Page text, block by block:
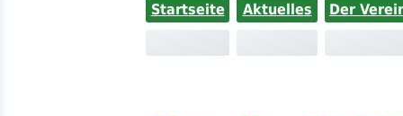
Startseite Aktuelles Der